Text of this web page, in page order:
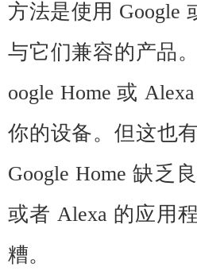
方法是使用 Google
与它们兼容的产品
oogle Home 或
你的设备。但这也
Google Home 缺乏
或者 Alexa 的应用
糟。